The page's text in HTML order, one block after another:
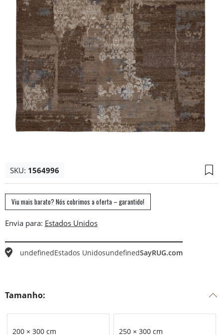
SKU: 1564996
Viu mais barato? Nós cobrimos a oferta – garantido!
Envia para:
undefinedEstados UnidosundefinedSayRUG.com
Tamanho:
200 × 300 cm 250 × 300 cm